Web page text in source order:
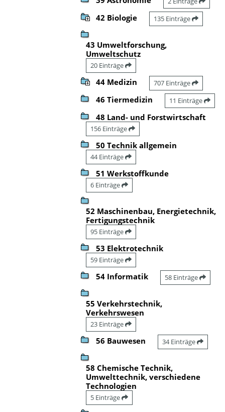
42 Biologie 135 Einträge
43 Umweltforschung,
Umweltschutz
20 Einträge
44 Medizin 707 Einträge
46 Tiermedizin 11 Einträge
48 Land- und Forstwirtschaft
156 Einträge
50 Technik allgemein
44 Einträge
51 Werkstoffkunde
6 Einträge
52 Maschinenbau, Energietechnik,
Fertigungstechnik
95 Einträge
53 Elektrotechnik
59 Einträge
54 Informatik 58 Einträge
55 Verkehrstechnik,
Verkehrswesen
23 Einträge
56 Bauwesen 34 Einträge
58 Chemische Technik,
Umwelttechnik, verschiedene
Technologien
5 Einträge